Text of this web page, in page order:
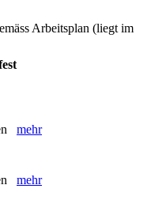
Arbeitsplan (liegt im
mehr
mehr